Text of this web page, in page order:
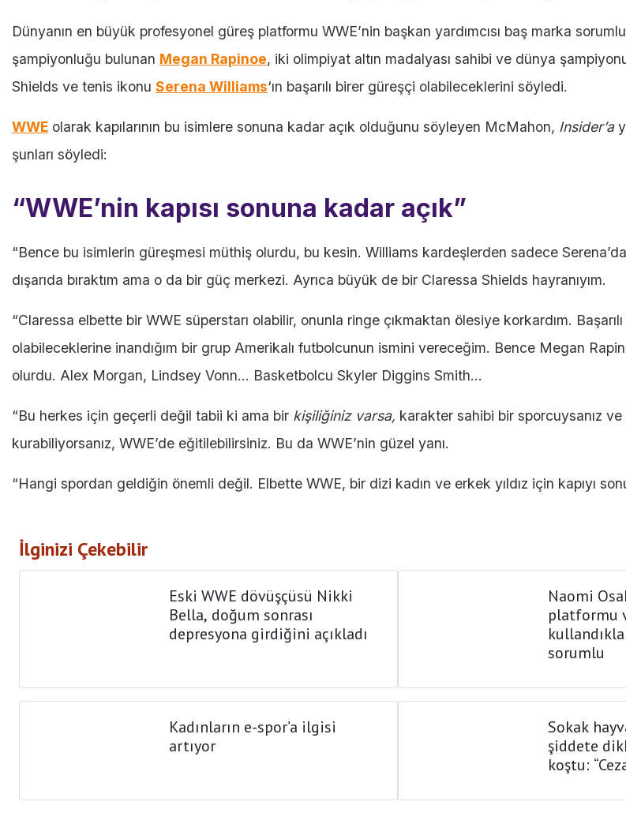
Dünyanın en büyük profesyonel güreş platformu WWE’nin başkan yardımcısı baş marka
şampiyonluğu bulunan Megan Rapinoe, iki olimpiyat altın madalyası sahibi ve dünya
Shields ve tenis ikonu Serena Williams‘ın başarılı birer güreşçi olabileceklerini söyledi.
WWE olarak kapılarının bu isimlere sonuna kadar açık olduğunu söyleyen McMahon, Insider’a
şunları söyledi:
“WWE’nin kapısı sonuna kadar açık”
“Bence bu isimlerin güreşmesi müthiş olurdu, bu kesin. Williams kardeşlerden sadece
dışarıda bıraktım ama o da bir güç merkezi. Ayrıca büyük de bir Claressa Shields hayranıyım.
“Claressa elbette bir WWE süperstarı olabilir, onunla ringe çıkmaktan ölesiye korkardım.
olabileceklerine inandığım bir grup Amerikalı futbolcunun ismini vereceğim. Bence Megan
olurdu. Alex Morgan, Lindsey Vonn… Basketbolcu Skyler Diggins Smith…
“Bu herkes için geçerli değil tabii ki ama bir kişiliğiniz varsa, karakter sahibi bir sporcuysanız ve
kurabiliyorsanız, WWE’de eğitilebilirsiniz. Bu da WWE’nin güzel yanı.
“Hangi spordan geldiğin önemli değil. Elbette WWE, bir dizi kadın ve erkek yıldız için kapıyı
İlginizi Çekebilir
Eski WWE dövüşçüsü Nikki
Bella, doğum sonrası
depresyona girdiğini açıkladı
Naomi
platformu
sorumlu
Kadınların e-spor’a ilgisi
artıyor
Sokak
şiddete
koştu: